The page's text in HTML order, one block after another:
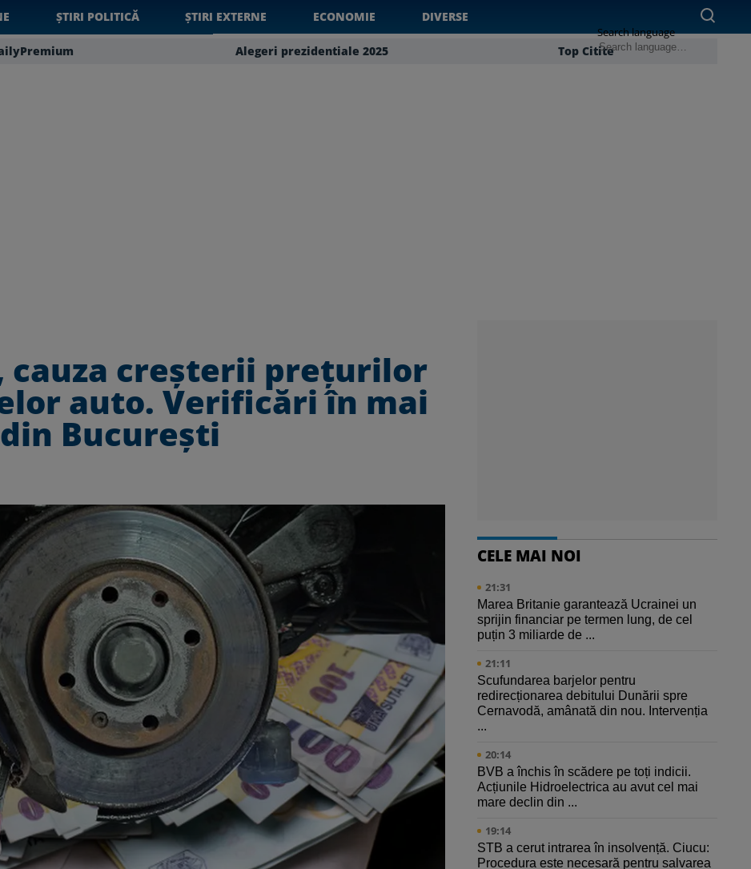
ȘTIRI POLITICĂ ȘTIRI EXTERNE ECONOMIE DIVERSE
Alegeri prezidentiale 2025 Top Citite
Search language
cauza creșterii prețurilor
auto. Verificări în mai
București
CELE MAI NOI
21:31
Marea Britanie garantează Ucrainei un
sprijin financiar pe termen lung, de cel
puțin 3 miliarde de ...
21:11
Scufundarea barjelor pentru
redirecționarea debitului Dunării spre
Cernavodă, amânată din nou. Intervenția
...
20:14
BVB a închis în scădere pe toți indicii.
Acțiunile Hidroelectrica au avut cel mai
mare declin din ...
19:14
STB a cerut intrarea în insolvență. Ciucu:
Procedura este necesară pentru salvarea